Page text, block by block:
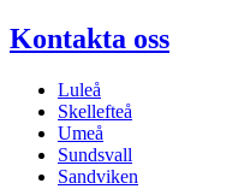
Kontakta oss
Luleå
Skellefteå
Umeå
Sundsvall
Sandviken